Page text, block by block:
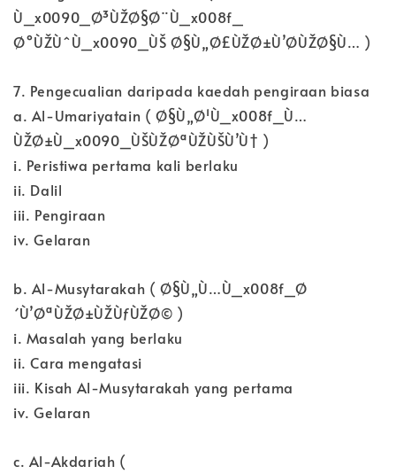
Ù_x0090_Ø³ÙŽØ§Ø¨Ù_x008f_
Ø°ÙŽÙˆÙ_x0090_ÙŠ Ø§Ù„Ø£ÙŽØ±Ù’Ø­ÙŽØ§Ù… )
7. Pengecualian daripada kaedah pengiraan biasa
a. Al-Umariyatain ( Ø§Ù„Ø¹Ù_x008f_Ù…
ÙŽØ±Ù_x0090_ÙŠÙŽØªÙŽÙŠÙ’Ù† )
i. Peristiwa pertama kali berlaku
ii. Dalil
iii. Pengiraan
iv. Gelaran
b. Al-Musytarakah ( Ø§Ù„Ù…Ù_x008f_Ø
´Ù’ØªÙŽØ±ÙŽÙƒÙŽØ© )
i. Masalah yang berlaku
ii. Cara mengatasi
iii. Kisah Al-Musytarakah yang pertama
iv. Gelaran
c. Al-Akdariah (